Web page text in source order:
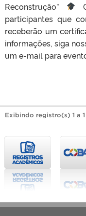
Reconstrução”
participantes que
receberão um
informações, siga
um e-mail para
Exibindo registro(s) 1 a